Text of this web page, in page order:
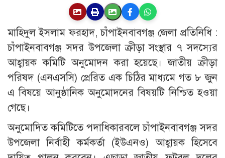
মাহিদুল ইসলাম ফরহাদ, চাঁপাইনবাবগঞ্জ জেলা প্রতিনিধি :
চাঁপাইনবাবগঞ্জ সদর উপজেলা ক্রীড়া সংস্থার ৭ সদস্যের
আহ্বায়ক কমিটি অনুমোদন করা হয়েছে। জাতীয় ক্রীড়া
পরিষদ (এনএসসি) প্রেরিত এক চিঠির মাধ্যমে গত ৮ জুন
এ বিষয়ে আনুষ্ঠানিক অনুমোদনের বিষয়টি নিশ্চিত হওয়া
গেছে।
অনুমোদিত কমিটিতে পদাধিকারবলে চাঁপাইনবাবগঞ্জ সদর
উপজেলা নির্বাহী কর্মকর্তা (ইউএনও) আহ্বায়ক হিসেবে